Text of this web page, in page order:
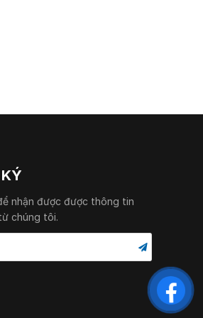
nhận được được thông tin
chúng tôi.